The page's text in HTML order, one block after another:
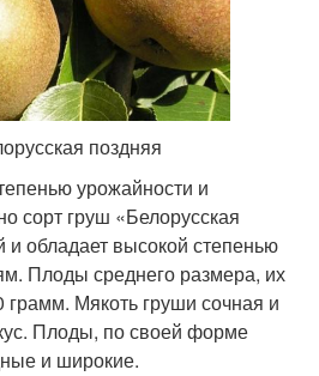
поздняя
урожайности и
сорт груш «Белорусская
обладает высокой степенью
Плоды среднего размера, их
грамм. Мякоть груши сочная и
Плоды, по своей форме
и широкие.